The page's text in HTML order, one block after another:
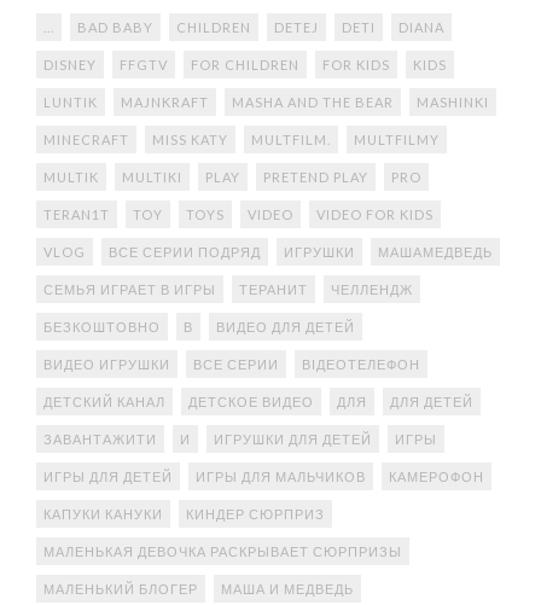
BAD BABY CHILDREN DETEJ DETI DIANA
DISNEY FFGTV FOR CHILDREN FOR KIDS KIDS
LUNTIK MAJNKRAFT MASHA AND THE BEAR MASHINKI
MINECRAFT MISS KATY MULTFILM. MULTFILMY
MULTIK MULTIKI PLAY PRETEND PLAY PRO
TERAN1T TOY TOYS VIDEO VIDEO FOR KIDS
VLOG ВСЕ СЕРИИ ПОДРЯД ИГРУШКИ МАШАМЕДВЕДЬ
СЕМЬЯ ИГРАЕТ В ИГРЫ ТЕРАНИТ ЧЕЛЛЕНДЖ
БЕЗКОШТОВНО В ВИДЕО ДЛЯ ДЕТЕЙ
ВИДЕО ИГРУШКИ ВСЕ СЕРИИ ВІДЕОТЕЛЕФОН
ДЕТСКИЙ КАНАЛ ДЕТСКОЕ ВИДЕО ДЛЯ ДЛЯ ДЕТЕЙ
ЗАВАНТАЖИТИ И ИГРУШКИ ДЛЯ ДЕТЕЙ ИГРЫ
ИГРЫ ДЛЯ ДЕТЕЙ ИГРЫ ДЛЯ МАЛЬЧИКОВ КАМЕРОФОН
КАПУКИ КАНУКИ КИНДЕР СЮРПРИЗ
МАЛЕНЬКАЯ ДЕВОЧКА РАСКРЫВАЕТ СЮРПРИЗЫ
МАЛЕНЬКИЙ БЛОГЕР МАША И МЕДВЕДЬ